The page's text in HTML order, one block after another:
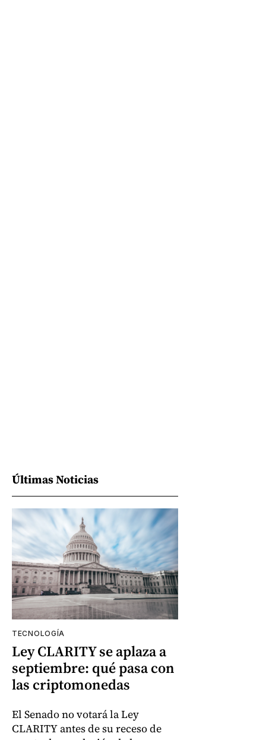
Últimas Noticias
TECNOLOGÍA
Ley CLARITY se aplaza a
septiembre: qué pasa con
las criptomonedas
El Senado no votará la Ley
CLARITY antes de su receso de